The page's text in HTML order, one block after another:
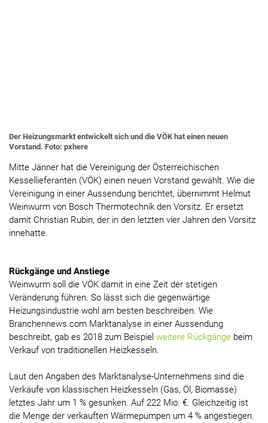
Der Heizungsmarkt entwickelt sich und die VÖK hat einen neuen
Vorstand. Foto: pxhere
Mitte Jänner hat die Vereinigung der Österreichischen
Kessellieferanten (VÖK) einen neuen Vorstand gewählt. Wie die
Vereinigung in einer Aussendung berichtet, übernimmt Helmut
Weinwurm von Bosch Thermotechnik den Vorsitz. Er ersetzt
damit Christian Rubin, der in den letzten vier Jahren den Vorsitz
innehatte.
Rückgänge und Anstiege
Weinwurm soll die VÖK damit in eine Zeit der stetigen
Veränderung führen. So lässt sich die gegenwärtige
Heizungsindustrie wohl am besten beschreiben. Wie
Branchennews.com Marktanalyse in einer Aussendung
beschreibt, gab es 2018 zum Beispiel weitere Rückgänge beim
Verkauf von traditionellen Heizkesseln.
Laut den Angaben des Marktanalyse-Unternehmens sind die
Verkäufe von klassischen Heizkesseln (Gas, Öl, Biomasse)
letztes Jahr um 1 % gesunken. Auf 222 Mio. €. Gleichzeitig ist
die Menge der verkauften Wärmepumpen um 4 % angestiegen.